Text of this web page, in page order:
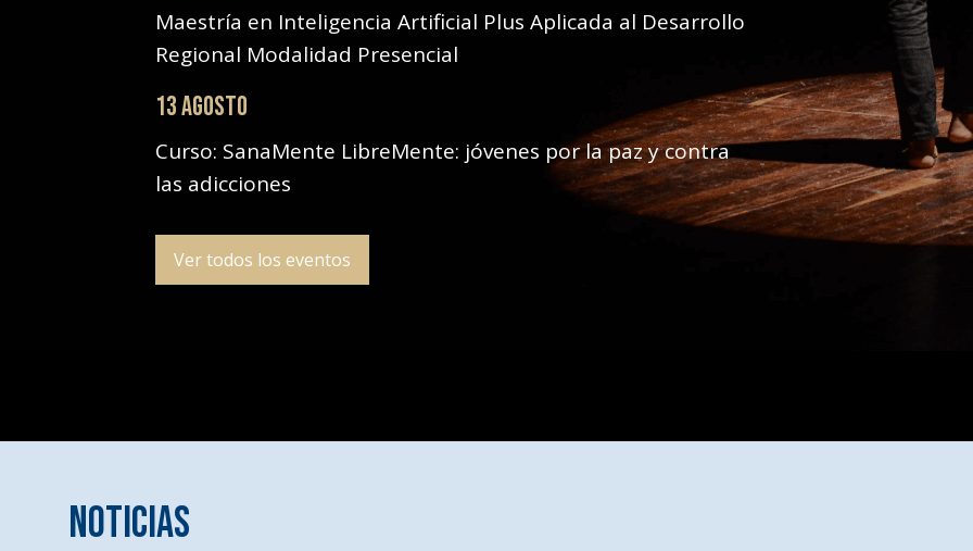
Maestría en Inteligencia Artificial Plus Aplicada al Desarrollo
Regional Modalidad Presencial
13 AGOSTO
Curso: SanaMente LibreMente: jóvenes por la paz y contra
las adicciones
Ver todos los eventos
Noticias